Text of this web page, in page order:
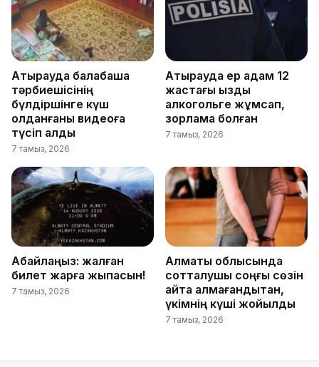
Атырауда балабақша
тәрбиешісінің
бүлдіршінге күш
қолданғаны видеоға
түсіп қалды
7 тамыз, 2026
Атырауда ер адам 12
жастағы қызды
алкогольге жұмсап,
зорламақ болған
7 тамыз, 2026
Абайлаңыз: жалған
билет жарға жықпасын!
7 тамыз, 2026
Алматы облысында
сотталушы соңғы сөзін
айта алмағандықтан,
үкімнің күші жойылды
7 тамыз, 2026